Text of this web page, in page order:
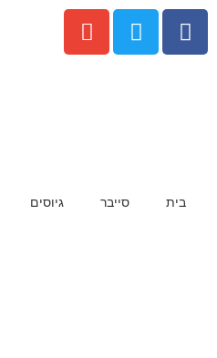
בית סייבר גיוסים